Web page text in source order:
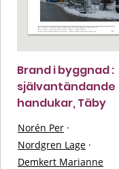
Brand i byggnad :
självantändande
handukar, Täby
Norén Per ·
Nordgren Lage ·
Demkert Marianne